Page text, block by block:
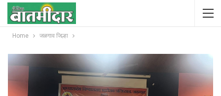
Home जळगाव जिल्हा